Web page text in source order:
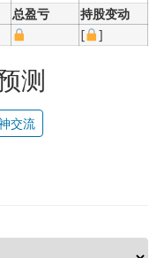
总盈亏
持股变动
[ ]
测
交流